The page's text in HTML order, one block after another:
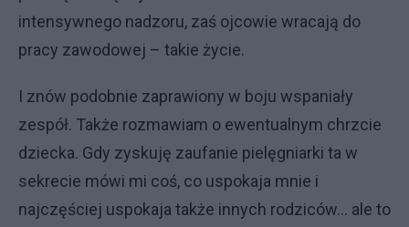
intensywnego nadzoru, zaś ojcowie wracają do
pracy zawodowej – takie życie.
I znów podobnie zaprawiony w boju wspaniały
zespół. Także rozmawiam o ewentualnym chrzcie
dziecka. Gdy zyskuję zaufanie pielęgniarki ta w
sekrecie mówi mi coś, co uspokaja mnie i
najczęściej uspokaja także innych rodziców… ale to